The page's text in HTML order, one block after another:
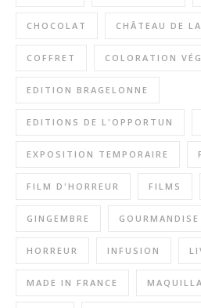
CHOCOLAT CHÂTEAU DE
COFFRET COLORATION
EDITION BRAGELONNE
EDITIONS DE L'OPPORTUN
EXPOSITION TEMPORAIRE
FILM D'HORREUR FILMS
GINGEMBRE GOURMANDISE
HORREUR INFUSION
MADE IN FRANCE